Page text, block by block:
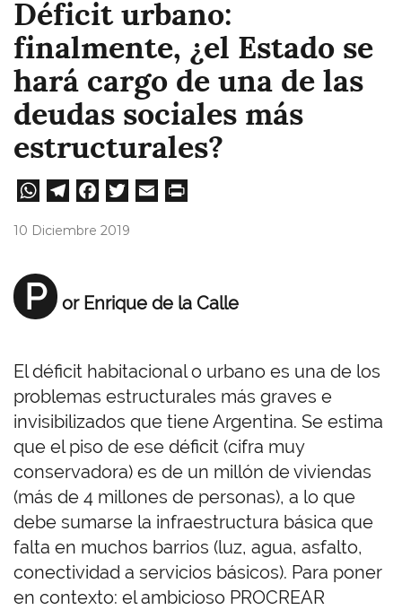
Déficit urbano:
finalmente, ¿el Estado se
hará cargo de una de las
deudas sociales más
estructurales?
W
A
pp
Te
m
Fa
10 Diciembre 2019
P or Enrique de la Calle
El déficit habitacional o urbano es una de los
problemas estructurales más graves e
invisibilizados que tiene Argentina. Se estima
que el piso de ese déficit (cifra muy
conservadora) es de un millón de viviendas
(más de 4 millones de personas), a lo que
debe sumarse la infraestructura básica que
falta en muchos barrios (luz, agua, asfalto,
conectividad a servicios básicos). Para poner
en contexto: el ambicioso PROCREAR